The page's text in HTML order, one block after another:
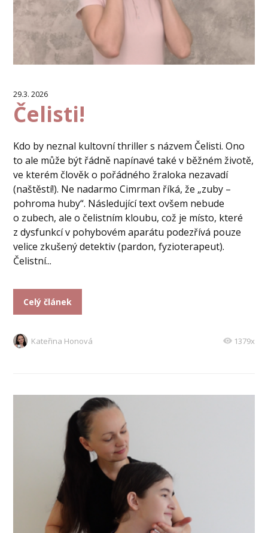
29.3. 2026
Čelisti!
Kdo by neznal kultovní thriller s názvem Čelisti. Ono
to ale může být řádně napínavé také v běžném životě,
ve kterém člověk o pořádného žraloka nezavadí
(naštěstí!). Ne nadarmo Cimrman říká, že „zuby –
pohroma huby“. Následující text ovšem nebude
o zubech, ale o čelistním kloubu, což je místo, které
z dysfunkcí v pohybovém aparátu podezřívá pouze
velice zkušený detektiv (pardon, fyzioterapeut).
Čelistní...
Celý článek
Kateřina Honová 1379x